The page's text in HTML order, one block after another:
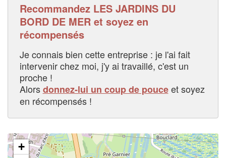
Recommandez LES JARDINS DU
BORD DE MER et soyez en
récompensés
Je connais bien cette entreprise : je l'ai fait
intervenir chez moi, j'y ai travaillé, c'est un
proche !
Alorsdonnez-lui un coup de pouceet soyez
en récompensés !
+